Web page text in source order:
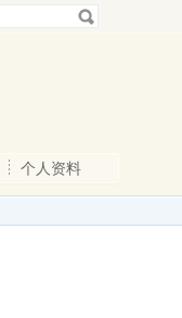
个人资料